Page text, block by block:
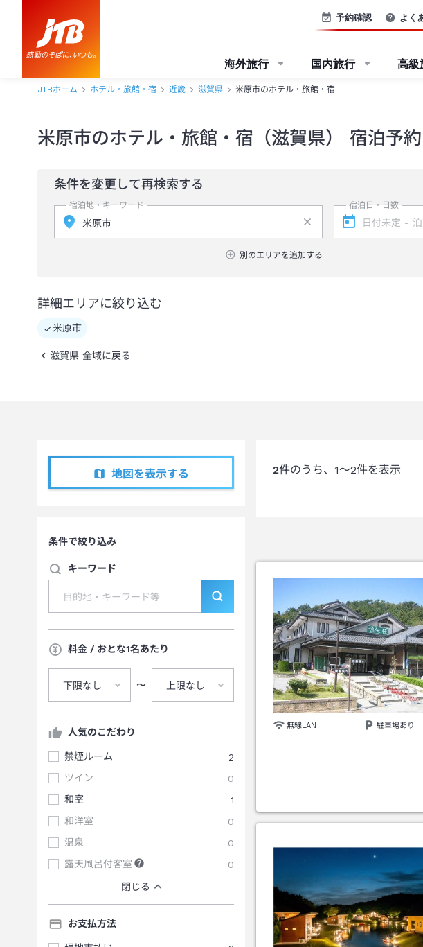
予約確認 よく
海外旅行 国内旅行 高級
JTBホーム ホテル・旅館・宿 近畿 滋賀県 米原市のホテル・旅館・宿
米原市のホテル・旅館・宿（滋賀県） 宿泊予約
条件を変更して再検索する
宿泊地・キーワード
別のエリアを追加する
宿泊日・日数
詳細エリアに絞り込む
米原市
滋賀県 全域に戻る
地図を表示する
条件で絞り込み
キーワード
料金 / おとな1名あたり
下限なし 〜 上限なし
人気のこだわり
禁煙ルーム
2
ツイン
0
和室
1
和洋室
0
温泉
0
露天風呂付客室
0
閉じる
お支払方法
2件のうち、 1～2件を表示
無線LAN 駐車場あり